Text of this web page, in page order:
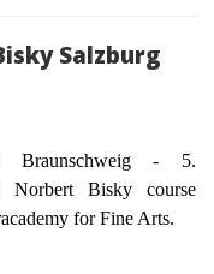
Salzburg
Braunschweig - 5.
Norbert Bisky course
for Fine Arts.